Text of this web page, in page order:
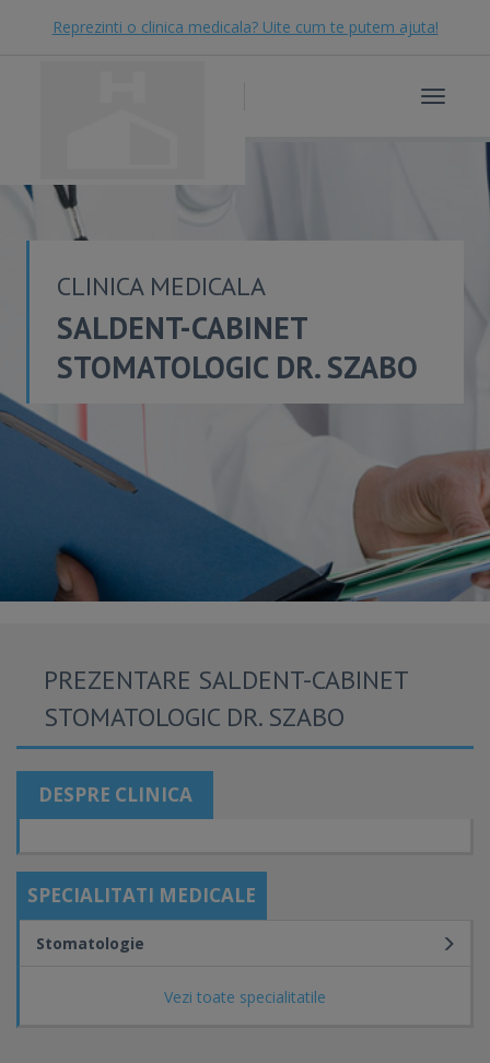
Reprezinti o clinica medicala? Uite cum te putem ajuta!
Toggle
CLINICA MEDICALA
SALDENT-CABINET
STOMATOLOGIC DR. SZABO
PREZENTARE SALDENT-CABINET
STOMATOLOGIC DR. SZABO
DESPRE CLINICA
SPECIALITATI MEDICALE
Vezi toate specialitatile
Stomatologie